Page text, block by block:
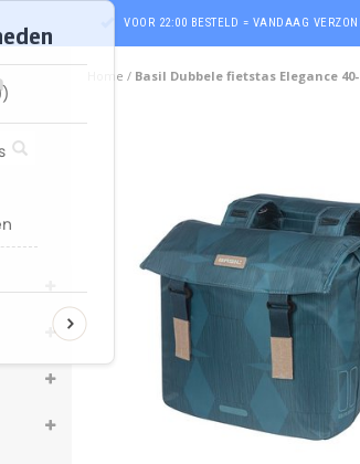
VOOR 22:00 BESTELD = VANDAAG
Home / Basil Dubbele fietstas Elegance